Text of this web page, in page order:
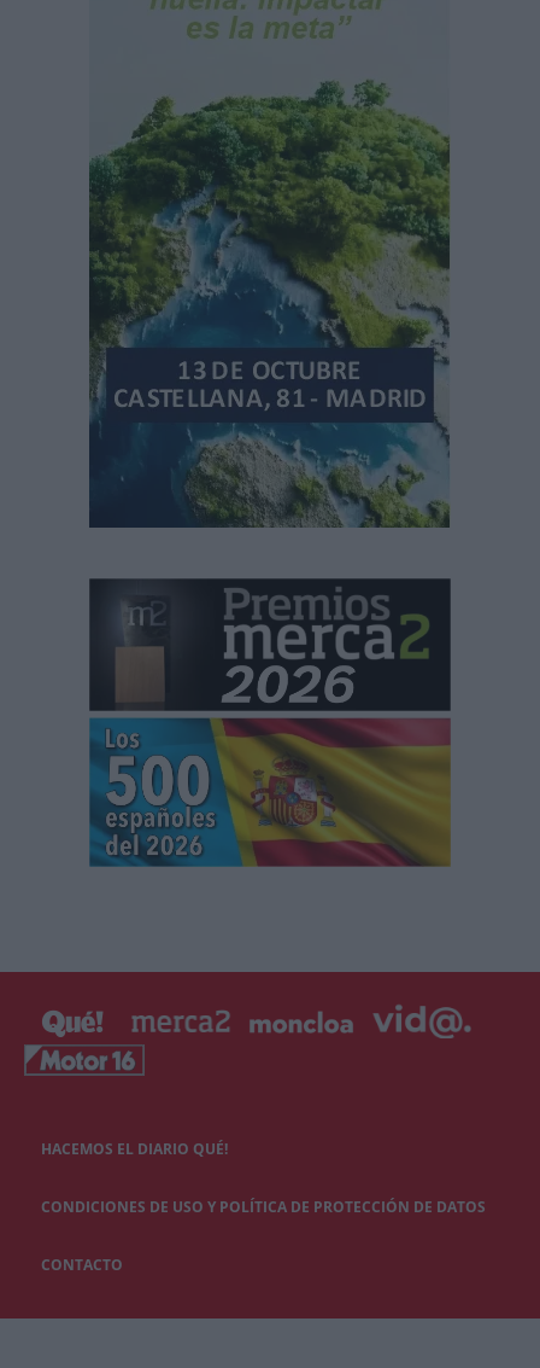
HACEMOS EL DIARIO QUÉ!
CONDICIONES DE USO Y POLÍTICA DE PROTECCIÓN DE DATOS
CONTACTO